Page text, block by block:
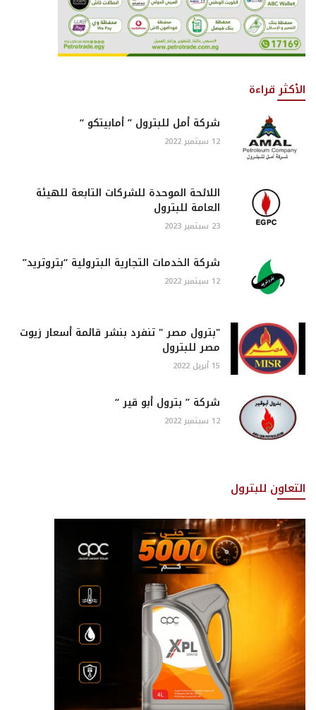
الأكثر قراءة
شركة أمل للبترول ” أمابيتكو “
12 سبتمبر 2022
اللائحة الموحدة للشركات التابعة للهيئة
العامة للبترول
23 سبتمبر 2023
شركة الخدمات التجارية البترولية “بتروتريد”
12 سبتمبر 2022
"بترول مصر " تنفرد بنشر قائمة أسعار زيوت
مصر للبترول
15 أبريل 2022
شركة ” بترول أبو قير “
12 سبتمبر 2022
التعاون للبترول